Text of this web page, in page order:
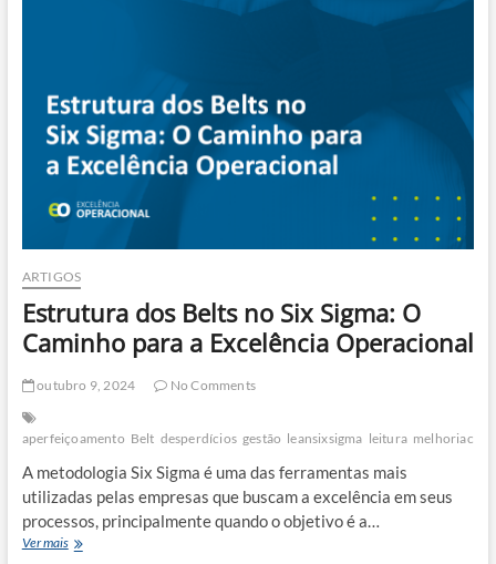
ARTIGOS
Estrutura dos Belts no Six Sigma: O
Caminho para a Excelência Operacional
outubro 9, 2024 No Comments
aperfeiçoamento Belt desperdícios gestão leansixsigma leitura
A metodologia Six Sigma é uma das ferramentas mais
utilizadas pelas empresas que buscam a excelência em seus
processos, principalmente quando o objetivo é a…
Ver maisEstrutura